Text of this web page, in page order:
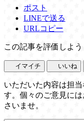
ポスト
LINEで送る
URLコピー
この記事を評価しよう
イマイチ いいね
いただいた内容は担
す。個々のご意見に
さいませ。